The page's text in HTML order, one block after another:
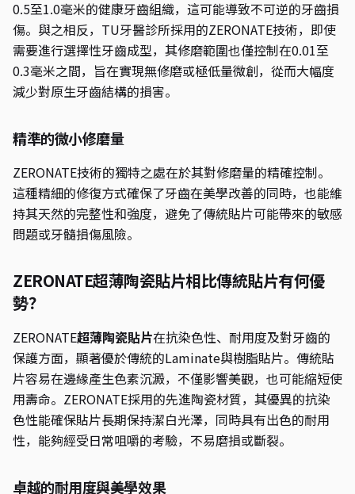
0.5至1.0毫米的健康牙齒組織，這可能導致不可逆的牙齒損
傷。與之相反，TU牙醫診所採用的ZERONATE技術，即使
需要進行選擇性牙齒成型，其修磨範圍也僅控制在0.01至
0.3毫米之間，旨在實現無修磨或極低量微創，從而大幅度
減少對原生牙齒結構的損害。
精準的微小修磨量
ZERONATE技術的獨特之處在於其對修磨量的精確控制。
這種精細的修復方式確保了牙齒在美學改善的同時，也能維
持其天然的完整性和強度，避免了傳統貼片可能帶來的敏感
問題或牙髓損傷風險。
ZERONATE超薄陶瓷貼片相比傳統貼片有何優
勢？
ZERONATE超薄陶瓷貼片在抗染色性、耐用度及對牙齒的
保護方面，顯著優於傳統的Laminate與樹脂貼片。傳統貼
片容易在邊緣產生色素沉澱，不僅影響美觀，也可能縮短使
用壽命。ZERONATE採用的先進陶瓷材質，其優異的抗染
色性能確保貼片長期保持潔白光澤，同時具有出色的耐用
性，能夠經受日常咀嚼的考驗，不易磨損或斷裂。
卓越的耐用度與美學效果